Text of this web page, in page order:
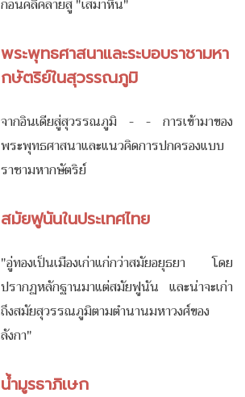
ก่อนคลี่คลายสู่ "เสมาหิน"
พระพุทธศาสนาและระบอบราชามหา
กษัตริย์ในสุวรรณภูมิ
จากอินเดียสู่สุวรรณภูมิ - - การเข้ามาของ
พระพุทธศาสนาและแนวคิดการปกครองแบบ
ราชามหากษัตริย์
สมัยฟูนันในประเทศไทย
"อู่ทองเป็นเมืองเก่าแก่กว่าสมัยอยุธยา โดย
ปรากฏหลักฐานมาแต่สมัยฟูนัน และน่าจะเก่า
ถึงสมัยสุวรรณภูมิตามตำนานมหาวงศ์ของ
ลังกา"
น้ำมูรธาภิเษก